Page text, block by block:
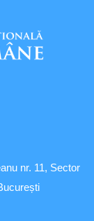
nr. 11, Sector